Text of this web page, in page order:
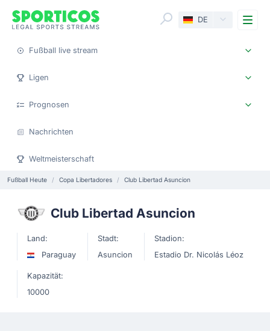
DE
Fußball live stream
Ligen
Prognosen
Nachrichten
Weltmeisterschaft
Fußball Heute Copa Libertadores Club Libertad Asuncion
Club Libertad Asuncion
Land:
Paraguay
Stadt:
Asuncion
Stadion:
Estadio Dr. Nicolás Léoz
Kapazität:
10000